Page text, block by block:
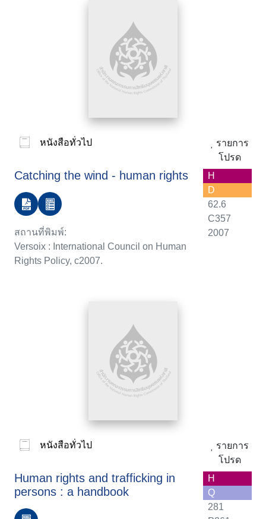
หนังสือทั่วไป
รายการ
โปรด
Catching the wind - human rights
สถานที่พิมพ์:
Versoix : International Council on Human
Rights Policy, c2007.
H
D
62.6
C357
2007
หนังสือทั่วไป
รายการ
โปรด
Human rights and trafficking in
persons : a handbook
H
Q
281